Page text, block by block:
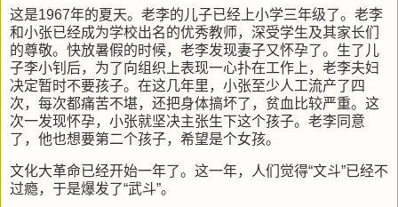
这是1967年的夏天。老李的儿子已经上小学三年级了。老李
和小张已经成为学校出名的优秀教师，深受学生及其家长们
的尊敬。快放暑假的时候，老李发现妻子又怀孕了。生了儿
子李小钊后，为了向组织上表现一心扑在工作上，老李夫妇
决定暂时不要孩子。在这几年里，小张至少人工流产了四
次，每次都痛苦不堪，还把身体搞坏了，贫血比较严重。这
次一发现怀孕，小张就坚决主张生下这个孩子。老李同意
了，他也想要第二个孩子，希望是个女孩。
文化大革命已经开始一年了。这一年，人们觉得“文斗”已经不
过瘾，于是爆发了“武斗”。